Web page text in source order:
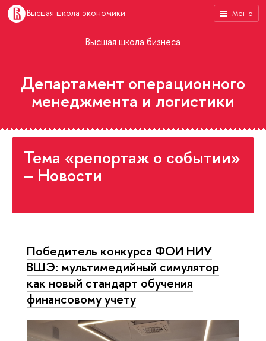
Меню
Высшая школа экономики
Высшая школа бизнеса
Департамент операционного
менеджмента и логистики
Тема «репортаж о событии»
– Новости
Победитель конкурса ФОИ НИУ
ВШЭ: мультимедийный симулятор
как новый стандарт обучения
финансовому учету